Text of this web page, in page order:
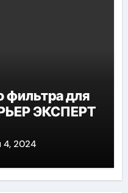
фильтра для
ЭКСПЕРТ
4, 2024